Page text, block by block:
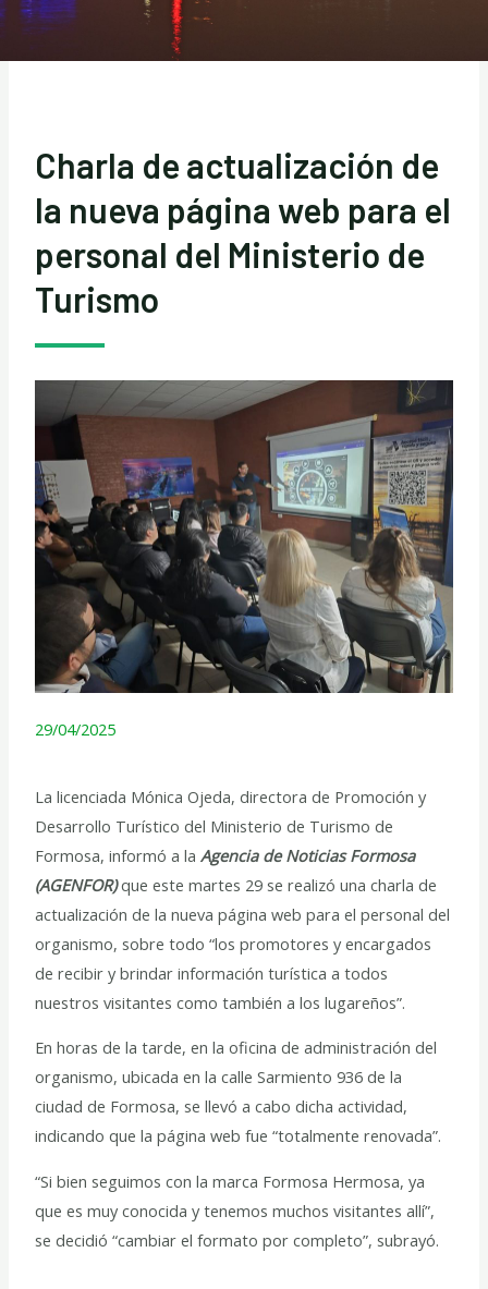
Charla de actualización de
la nueva página web para el
personal del Ministerio de
Turismo
29/04/2025
La licenciada Mónica Ojeda, directora de Promoción y
Desarrollo Turístico del Ministerio de Turismo de
Formosa, informó a laAgencia de Noticias Formosa
(AGENFOR)que este martes 29 se realizó una charla de
actualización de la nueva página web para el personal del
organismo, sobre todo “los promotores y encargados
de recibir y brindar información turística a todos
nuestros visitantes como también a los lugareños”.
En horas de la tarde, en la oficina de administración del
organismo, ubicada en la calle Sarmiento 936 de la
ciudad de Formosa, se llevó a cabo dicha actividad,
indicando que la página web fue “totalmente renovada”.
“Si bien seguimos con la marca Formosa Hermosa, ya
que es muy conocida y tenemos muchos visitantes allí”,
se decidió “cambiar el formato por completo”, subrayó.